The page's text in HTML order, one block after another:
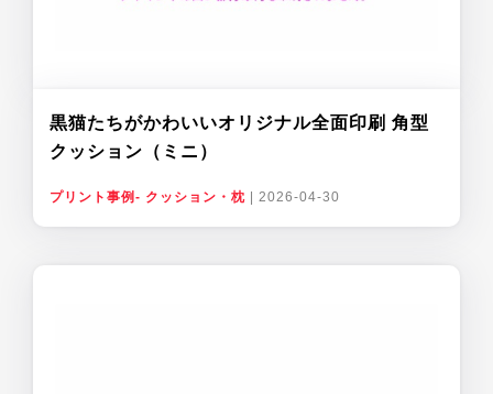
黒猫たちがかわいいオリジナル全面印刷 角型
クッション（ミニ）
プリント事例- クッション・枕 2026-04-30